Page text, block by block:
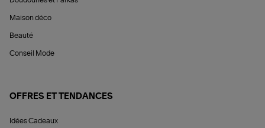
Maison déco
Beauté
Conseil Mode
OFFRES ET TENDANCES
Idées Cadeaux